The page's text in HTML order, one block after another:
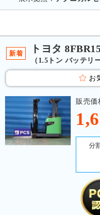
新着 トヨタ
（1.5トン バッテリ
お
販売価
分